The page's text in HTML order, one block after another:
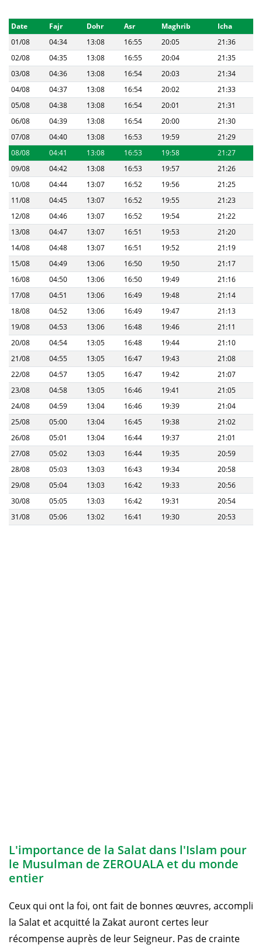
Date Fajr Dohr Asr Maghrib
Icha
01/08
04:34 13:08 16:55 20:05
21:36
02/08
04:35 13:08 16:55 20:04
21:35
03/08
04:36 13:08 16:54 20:03
21:34
04/08
04:37 13:08 16:54 20:02
21:33
05/08
04:38 13:08 16:54 20:01
21:31
06/08
04:39 13:08 16:54 20:00
21:30
07/08
04:40 13:08 16:53 19:59
21:29
08/08
04:41 13:08 16:53 19:58
21:27
09/08
04:42 13:08 16:53 19:57
21:26
10/08
04:44 13:07 16:52 19:56
21:25
11/08
04:45 13:07 16:52 19:55
21:23
12/08
04:46 13:07 16:52 19:54
21:22
13/08
04:47 13:07 16:51 19:53
21:20
14/08
04:48 13:07 16:51 19:52
21:19
15/08
04:49 13:06 16:50 19:50
21:17
16/08
04:50 13:06 16:50 19:49
21:16
17/08
04:51 13:06 16:49 19:48
21:14
18/08
04:52 13:06 16:49 19:47
21:13
19/08
04:53 13:06 16:48 19:46
21:11
20/08
04:54 13:05 16:48 19:44
21:10
21/08
04:55 13:05 16:47 19:43
21:08
22/08
04:57 13:05 16:47 19:42
21:07
23/08
04:58 13:05 16:46 19:41
21:05
24/08
04:59 13:04 16:46 19:39
21:04
25/08
05:00 13:04 16:45 19:38
21:02
26/08
05:01 13:04 16:44 19:37
21:01
27/08
05:02 13:03 16:44 19:35
20:59
28/08
05:03 13:03 16:43 19:34
20:58
29/08
05:04 13:03 16:42 19:33
20:56
30/08
05:05 13:03 16:42 19:31
20:54
31/08
05:06 13:02 16:41 19:30 20:53
L'importance de la Salat dans l'Islam pour
le Musulman de ZEROUALA et du monde
entier
Ceux qui ont la foi, ont fait de bonnes œuvres, accompli
la Salat et acquitté la Zakat auront certes leur
récompense auprès de leur Seigneur. Pas de crainte